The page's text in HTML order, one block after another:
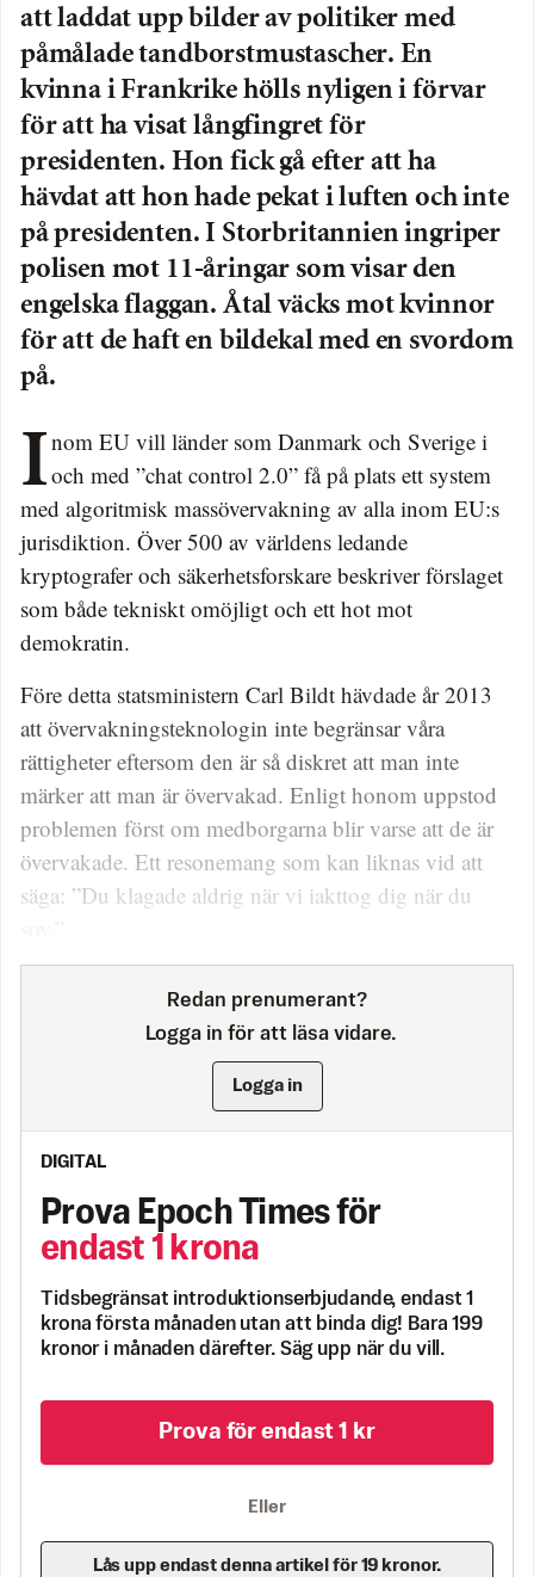
att laddat upp bilder av politiker med
påmålade tandborstmustascher. En
kvinna i Frankrike hölls nyligen i förvar
för att ha visat långfingret för
presidenten. Hon fick gå efter att ha
hävdat att hon hade pekat i luften och inte
på presidenten. I Storbritannien ingriper
polisen mot 11-åringar som visar den
engelska flaggan. Åtal väcks mot kvinnor
för att de haft en bildekal med en svordom
på.
Inom EU vill länder som Danmark och Sverige ioch med ”chat control 2.0” få på plats ett system
med algoritmisk massövervakning av alla inom EU:s
jurisdiktion. Över 500 av världens ledande
kryptografer och säkerhetsforskare beskriver förslaget
som både tekniskt omöjligt och ett hot mot
demokratin.
Före detta statsministern Carl Bildt hävdade år 2013
att övervakningsteknologin inte begränsar våra
rättigheter eftersom den är så diskret att man inte
märker att man är övervakad. Enligt honom uppstod
problemen först om medbor­garna blir varse att de är
övervakade. Ett resonemang som kan liknas vid att
säga: ”Du klagade aldrig när vi iakttog dig när du
Redan prenumerant?
Logga in för att läsa vidare.
Logga in
DIGITAL
Prova Epoch Times för
endast 1 krona
Tidsbegränsat introduktionserbjudande, endast 1
krona första månaden utan att binda dig! Bara 199
kronor i månaden därefter. Säg upp när du vill.
Prova för endast 1 kr
Eller
Lås upp endast denna artikel för 19 kronor.